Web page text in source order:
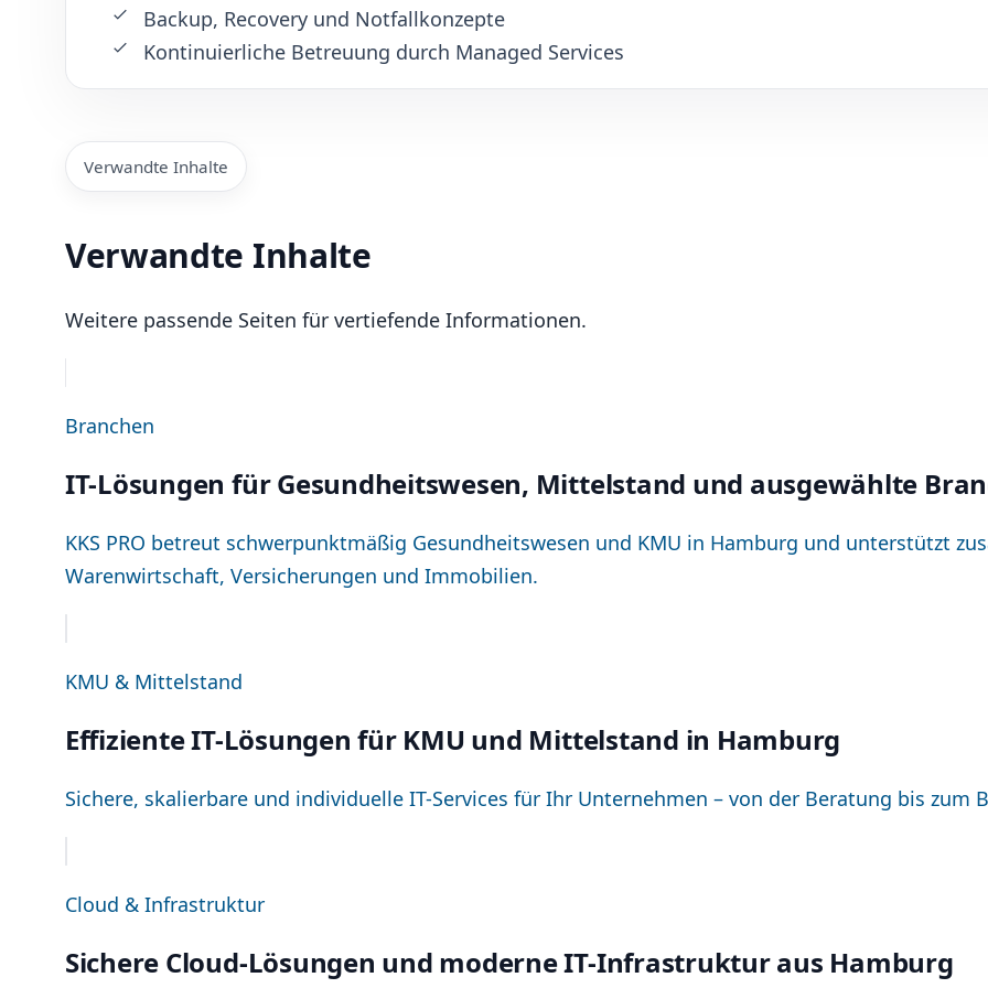
Backup, Recovery und Notfallkonzepte
Kontinuierliche Betreuung durch Managed Services
Verwandte Inhalte
Verwandte Inhalte
Weitere passende Seiten für vertiefende Informationen.
Branchen
IT-Lösungen für Gesundheitswesen, Mittelstand und ausgewählte
KKS PRO betreut schwerpunktmäßig Gesundheitswesen und KMU in Hamburg und unterstützt
Warenwirtschaft, Versicherungen und Immobilien.
KMU & Mittelstand
Effiziente IT-Lösungen für KMU und Mittelstand in Hamburg
Sichere, skalierbare und individuelle IT-Services für Ihr Unternehmen – von der Beratung bis zum
Cloud & Infrastruktur
Sichere Cloud-Lösungen und moderne IT-Infrastruktur aus Hamburg